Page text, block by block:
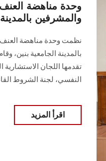
وحدة مناهضة
والمشرفين
نظمت وحدة مناهضة العنف
بالمدينة الجامعية بنين،
تقدمها اللجان الاستشارية
النفسي، لجنة الشروط
اقرأ المزيد